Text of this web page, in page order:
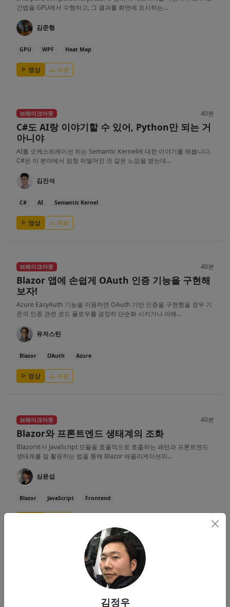
간법을 GPU에서 수행하고, 그 결과를 화면에 표시하는...
김준형
GPU WPF Heat Map
영상 자료
브레이크아웃 40분
C#도 AI랑 이야기할 수 있어, Python만 되는 거
아니야
AI를 오케스트레이션 하는 Semantic Kernel에 대한 이야기를 해봅니다.
C#은 이 분야에서 엄청 뒤떨어진 것 같은 느낌을 받는데...
김진석
C# AI Semantic Kernel
영상 자료
브레이크아웃 40분
Blazor 앱에 손쉽게 OAuth 인증 기능을 구현해
보자!
Azure EasyAuth 기능을 이용하면 OAuth 기반 인증을 구현했을 경우 기
존의 인증 관련 코드 플로우를 굉장히 단순화 시키거나 아예...
유저스틴
Blazor OAuth Azure
영상 자료
브레이크아웃 40분
Blazor와 프론트엔드 생태계의 조화
Blazor에서 JavaScript 모듈을 효율적으로 호출하는 패턴과 프론트엔드
생태계를 잘 활용하는 법을 통해 Blazor 애플리케이션의...
심윤섭
Blazor JavaScript Frontend
게임 서버 개발을 위한 C# 네트워크 프로그래밍
실시간 통신을 하는 온라인 게임 서버를 개발하기를 원하는 분들을 대상
김정우